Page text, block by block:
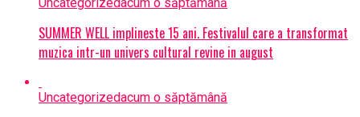
SUMMER WELL implineste 15 ani. Festivalul care a transformat
muzica intr-un univers cultural revine in august
Uncategorizedacum o săptămână